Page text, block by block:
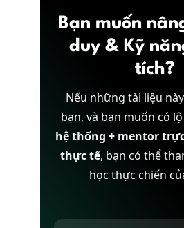
Bạn muốn
duy & Kỹ
tích?
Nếu những tài liệu
bạn, và bạn muốn có
hệ thống + mentor
thực tế, bạn có thể
học thực chiến